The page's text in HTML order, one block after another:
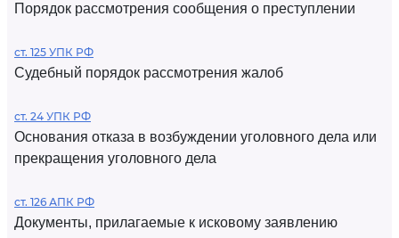
Порядок рассмотрения сообщения о преступлении
ст. 125 УПК РФ
Судебный порядок рассмотрения жалоб
ст. 24 УПК РФ
Основания отказа в возбуждении уголовного дела или
прекращения уголовного дела
ст. 126 АПК РФ
Документы, прилагаемые к исковому заявлению